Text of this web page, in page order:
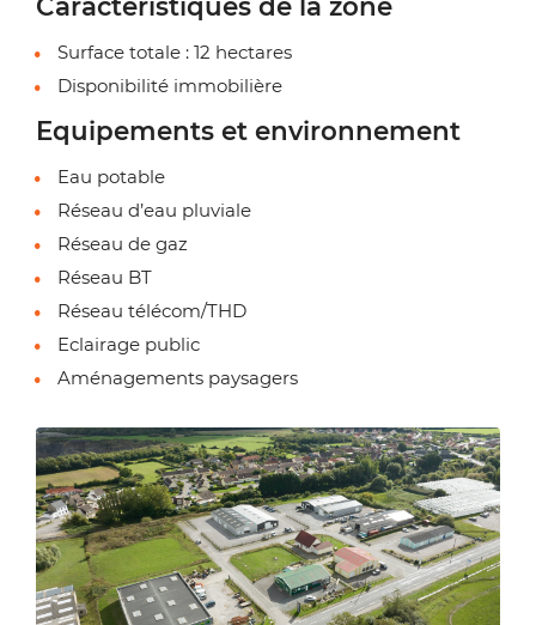
Surface totale : 12 hectares
Disponibilité immobilière
Equipements et environnement
Eau potable
Réseau d’eau pluviale
Réseau de gaz
Réseau BT
Réseau télécom/THD
Eclairage public
Aménagements paysagers